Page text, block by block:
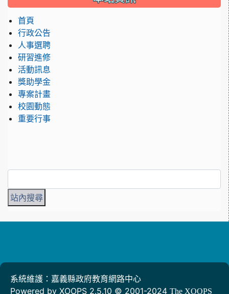
首頁
行政公告
人事選聘
研習進修
活動訊息
獎助學金
專案計畫
校園動態
重要行事
系統維護：嘉義縣政府教育網路中心
Powered by XOOPS 2.5.10 © 2001-2024 The XOOPS